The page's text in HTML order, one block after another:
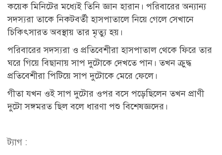
কয়েক মিনিটের মধ্যেই তিনি জ্ঞান হারান। পরিবারের অন্যান্য
সদস্যরা তাকে নিকটবর্তী হাসপাতালে নিয়ে গেলে সেখানে
চিকিৎসারত অবস্থায় তার মৃত্যু হয়।
পরিবারের সদস্যরা ও প্রতিবেশীরা হাসপাতাল থেকে ফিরে তার
ঘরে গিয়ে বিছানায় সাপ দুটোকে দেখতে পান। তখন ক্রুদ্ধ
প্রতিবেশীরা পিটিয়ে সাপ দুটোকে মেরে ফেলে।
গীতা যখন ওই সাপ দুটোর ওপর বসে পড়েছিলেন তখন প্রাণী
দুটো সঙ্গমরত ছিল বলে ধারণা পশু বিশেষজ্ঞদের।
ট্যাগ :